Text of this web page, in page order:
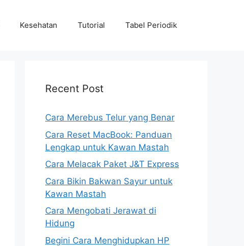
Kesehatan Tutorial Tabel Periodik
Recent Post
Cara Merebus Telur yang Benar
Cara Reset MacBook: Panduan
Lengkap untuk Kawan Mastah
Cara Melacak Paket J&T Express
Cara Bikin Bakwan Sayur untuk
Kawan Mastah
Cara Mengobati Jerawat di
Hidung
Begini Cara Menghidupkan HP